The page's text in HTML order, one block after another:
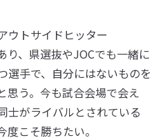
ウトサイドヒッター
、県選抜やJOCでも一緒に
選手で、自分にはないものを
思う。今も試合会場で会え
士がライバルとされている
こそ勝ちたい。